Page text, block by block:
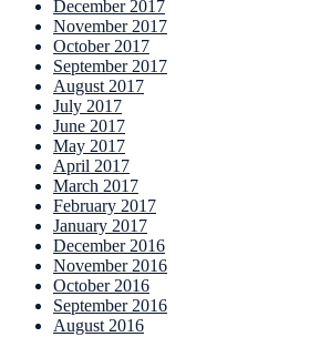
December 2017
November 2017
October 2017
September 2017
August 2017
July 2017
June 2017
May 2017
April 2017
March 2017
February 2017
January 2017
December 2016
November 2016
October 2016
September 2016
August 2016